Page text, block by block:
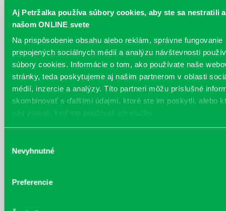
Aj Petržalka používa súbory cookies, aby ste sa nestratili
našom ONLINE svete
Na prispôsobenie obsahu alebo reklám, správne fungovanie
prepojených sociálnych médií a analýzu návštevnosti
súbory cookies. Informácie o tom, ako používate naše
stránky, teda poskytujeme aj našim partnerom v oblasti
médií, inzercie a analýzy. Títo partneri môžu príslušné
skombinovať s ďalšími údajmi, ktoré ste im poskytli, alebo
vás získali, keď ste používali ich služby.
súhlasu
Nevyhnutné
Preferencie
príbehy predstavuje tvorbu Denisy Olexa Bogdalíkovej Zuzany ...
Viac
Október v knižnici
Každý deň
Petržalské súzvuky Ferka Urbánka 2025 Večer kreatívneho písania –
dobré rady pre začínajúcich autorov Termín: 23. 10. 2025 / 17:30 hod.
/ knižnica Prokofievova 5 Slávnostné vyhodnotenie 36. ročníka PSFU
2025 a seminár s porotcami Martou Hlušíkovou, Erikom
Ondrejičkom a Dadom Nagyom Termín: 24. 10. 2025 / 10:00 – 13:00
hod. / Cik Cak Centrum Jiráskova 5, knižnica Prokofievova 5 .
pre seniorov, ktoré sú realiz...